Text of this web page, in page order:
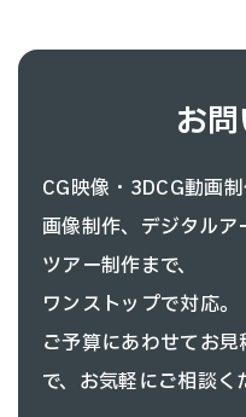
お
CG映像・3DCG動画
画像制作、 デジタル
ツアー制作まで、
ワンストップで対応。
ご予算にあわせてお
で、お気軽にご相談く